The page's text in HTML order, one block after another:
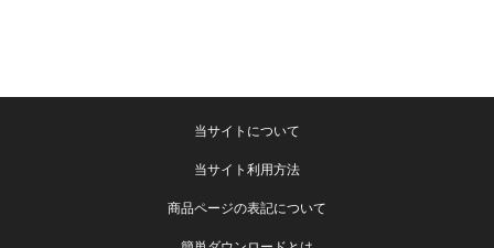
当サイトについて
当サイト利用方法
商品ページの表記について